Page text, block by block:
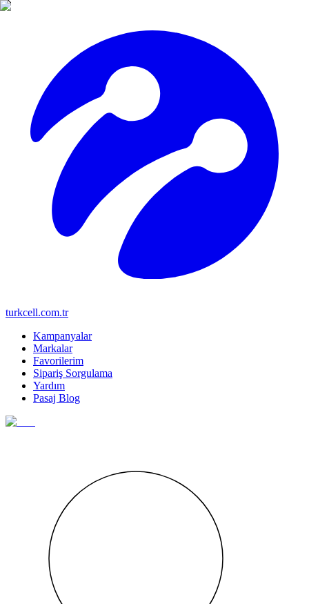
turkcell.com.tr
Kampanyalar
Markalar
Favorilerim
Sipariş Sorgulama
Yardım
Pasaj Blog